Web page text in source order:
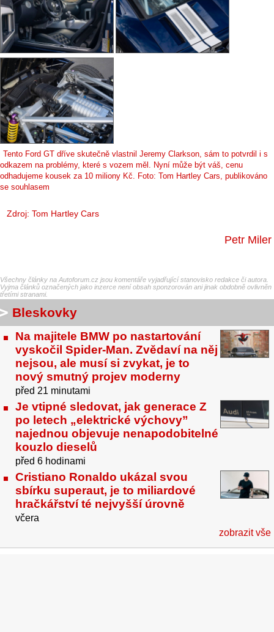
Tento Ford GT dříve skutečně vlastnil Jeremy Clarkson, sám to potvrdil i s
odkazem na problémy, které s vozem měl. Nyní může být váš, cenu
odhadujeme kousek za 10 miliony Kč. Foto: Tom Hartley Cars, publikováno
se souhlasem
Zdroj: Tom Hartley Cars
Petr Miler
Všechny články na Autoforum.cz jsou komentáře vyjadřující stanovisko redakce či autora.
Vyjma článků označených jako inzerce není obsah sponzorován ani jinak obdobně ovlivněn
třetími stranami.
Bleskovky
Na majitele BMW po nastartování
vyskočil Spider-Man. Zvědaví na něj
nejsou, ale musí si zvykat, je to
nový smutný projev moderny
před 21 minutami
Je vtipné sledovat, jak generace Z
po letech „elektrické výchovy”
najednou objevuje nenapodobitelné
kouzlo dieselů
před 6 hodinami
Cristiano Ronaldo ukázal svou
sbírku superaut, je to miliardové
hračkářství té nejvyšší úrovně
včera
zobrazit vše